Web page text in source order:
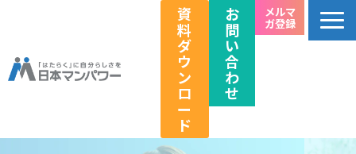
資
料
ダ
ウ
ン
ロ
ー
ド
お
問
い
合
わ
せ
メルマ
ガ登録